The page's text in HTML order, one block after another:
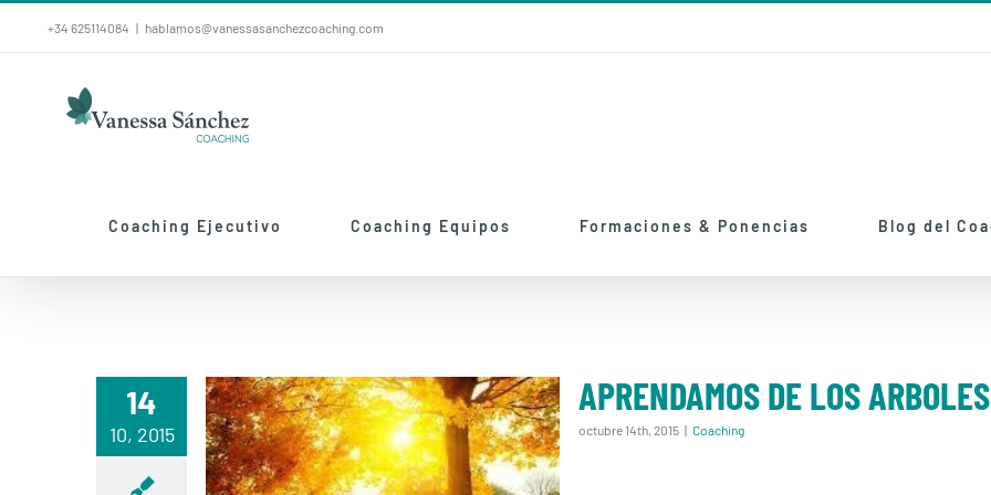
al
contenido
+34 625114084 | hablamos@vanessasanchezcoaching.com
Coaching Ejecutivo Coaching Equipos Formaciones & Ponencias Blog del
14
10, 2015
APRENDAMOS DE LOS
octubre 14th, 2015 | Coaching